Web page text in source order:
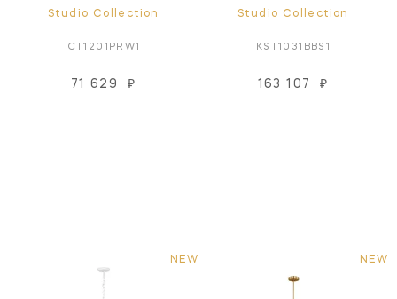
Studio Collection
CT1201PRW1
71 629 ₽
Studio Collection
KST1031BBS1
163 107 ₽
NEW NEW